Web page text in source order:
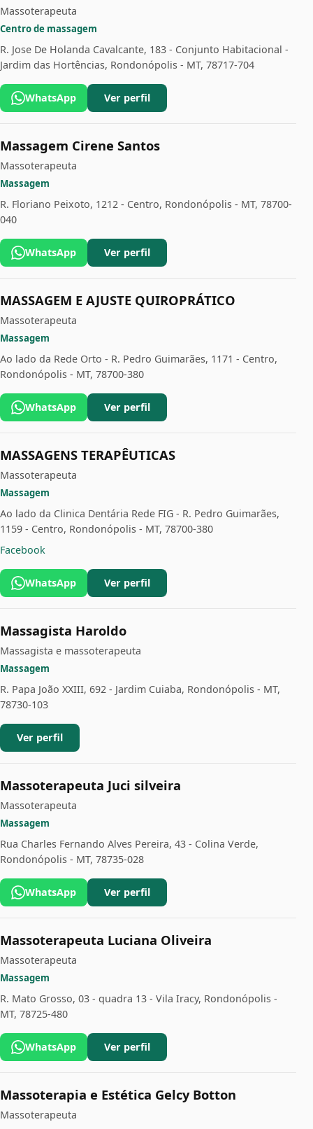
Massoterapeuta
Centro de massagem
R. Jose De Holanda Cavalcante, 183 - Conjunto Habitacional -
Jardim das Hortências, Rondonópolis - MT, 78717-704
WhatsApp Ver perfil
Massagem Cirene Santos
Massoterapeuta
Massagem
R. Floriano Peixoto, 1212 - Centro, Rondonópolis - MT, 78700-
040
WhatsApp Ver perfil
MASSAGEM E AJUSTE QUIROPRÁTICO
Massoterapeuta
Massagem
Ao lado da Rede Orto - R. Pedro Guimarães, 1171 - Centro,
Rondonópolis - MT, 78700-380
WhatsApp Ver perfil
MASSAGENS TERAPÊUTICAS
Massoterapeuta
Massagem
Ao lado da Clinica Dentária Rede FIG - R. Pedro Guimarães,
1159 - Centro, Rondonópolis - MT, 78700-380
Facebook
WhatsApp Ver perfil
Massagista Haroldo
Massagista e massoterapeuta
Massagem
R. Papa João XXIII, 692 - Jardim Cuiaba, Rondonópolis - MT,
78730-103
Ver perfil
Massoterapeuta Juci silveira
Massoterapeuta
Massagem
Rua Charles Fernando Alves Pereira, 43 - Colina Verde,
Rondonópolis - MT, 78735-028
WhatsApp Ver perfil
Massoterapeuta Luciana Oliveira
Massoterapeuta
Massagem
R. Mato Grosso, 03 - quadra 13 - Vila Iracy, Rondonópolis -
MT, 78725-480
WhatsApp Ver perfil
Massoterapia e Estética Gelcy Botton
Massoterapeuta